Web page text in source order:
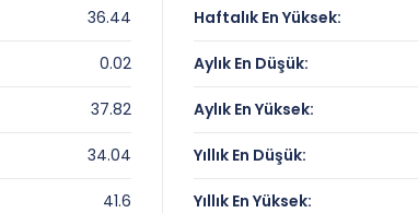
36.44
0.02
37.82
34.04
41.6
Haftalık En Yüksek:
Aylık En Düşük:
Aylık En Yüksek:
Yıllık En Düşük:
Yıllık En Yüksek: